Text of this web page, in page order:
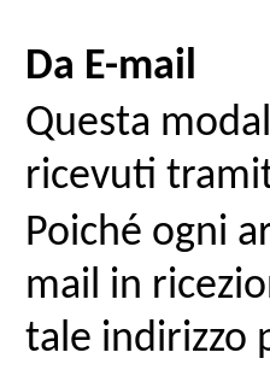
Da E-mail
Questa
ricevuti
Poiché ogni
mail in
tale indirizzo